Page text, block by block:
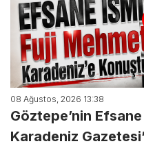
08 Ağustos, 2026 13:38
Göztepe’nin
Karadeniz